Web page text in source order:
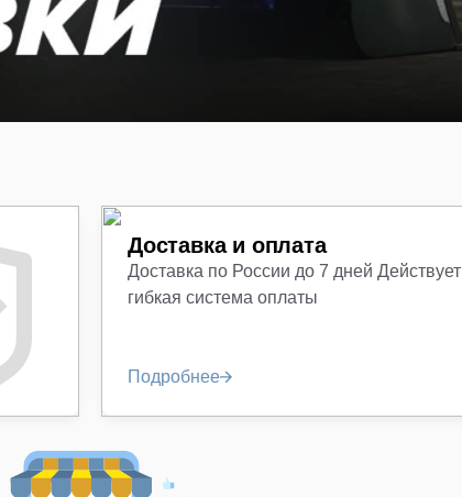
Доставка и оплата
Доставка по России до 7 дней Действует
гибкая система оплаты
Подробнее